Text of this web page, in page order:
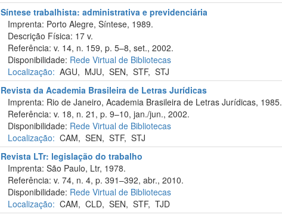
Síntese trabalhista: administrativa e previdenciária
Imprenta: Porto Alegre, Síntese, 1989.
Descrição Física: 17 v.
Referência: v. 14, n. 159, p. 5–8, set., 2002.
Disponibilidade: Rede Virtual de Bibliotecas
Localização: AGU, MJU,SEN,STF,STJ
Revista da Academia Brasileira de Letras Jurídicas
Imprenta: Rio de Janeiro, Academia Brasileira de Letras Jurídicas, 1985.
Referência: v. 18, n. 21, p. 9–10, jan./jun., 2002.
Disponibilidade: Rede Virtual de Bibliotecas
Localização: CAM,SEN,STF,STJ
Revista LTr: legislação do trabalho
Imprenta: São Paulo, Ltr, 1978.
Referência: v. 74, n. 4, p. 391–392, abr., 2010.
Disponibilidade: Rede Virtual de Bibliotecas
Localização: CAM,CLD,SEN,STF,TJD